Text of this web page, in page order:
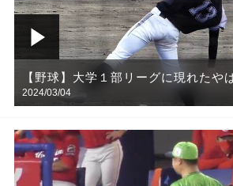
【野球】大学１部リーグに現れたや
2024/03/04